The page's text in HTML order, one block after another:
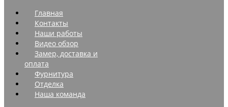
Главная
Контакты
Наши работы
Видео обзор
Замер, доставка и
оплата
Фурнитура
Отделка
Наша команда